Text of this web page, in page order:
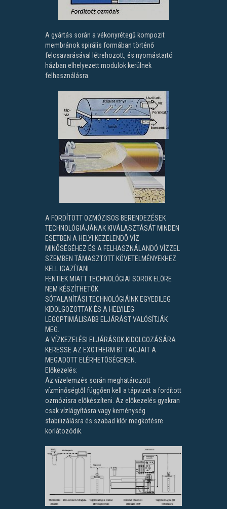
A gyártás során a vékonyrétegű kompozit
membránok spirális formában történő
felcsavarásával létrehozott, és nyomástartó
házban elhelyezett modulok kerülnek
felhasználásra.
A FORDÍTOTT OZMÓZISOS BERENDEZÉSEK
TECHNOLÓGIÁJÁNAK KIVÁLASZTÁSÁT MINDEN
ESETBEN A HELYI KEZELENDÕ VÍZ
MINÕSÉGÉHEZ ÉS A FELHASZNÁLANDÓ VÍZZEL
SZEMBEN TÁMASZTOTT KÖVETELMÉNYEKHEZ
KELL IGAZÍTANI.
FENTIEK MIATT TECHNOLÓGIAI SOROK ELÕRE
NEM KÉSZÍTHETÕK.
SÓTALANÍTÁSI TECHNOLÓGIÁINK EGYEDILEG
KIDOLGOZOTTAK ÉS A HELYILEG
LEGOPTIMÁLISABB ELJÁRÁST VALÓSÍTJÁK
MEG.
A VÍZKEZELÉSI ELJÁRÁSOK KIDOLGOZÁSÁRA
KERESSE AZ EXOTHERM BT TAGJAIT A
MEGADOTT ELÉRHETÕSÉGEKEN.
Előkezelés:
Az vízelemzés során meghatározott
vízminőségtől függően kell a tápvizet a fordított
ozmózisra előkészíteni. Az előkezelés gyakran
csak vízlágyításra vagy keménység
stabilizálásra és szabad klór megkötésre
korlátozódik.